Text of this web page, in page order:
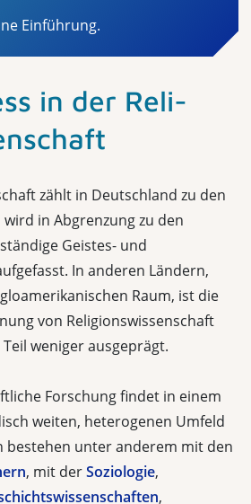
Einführung.
in der Reli­
zählt in Deutschland zu den
wird in Abgrenzung zu den
Geistes- und
In anderen Ländern,
Raum, ist die
von Religionswissenschaft
weniger ausgeprägt.
Forschung findet in einem
weiten, heterogenen Umfeld
bestehen unter anderem mit den
, mit derSoziologie,
,